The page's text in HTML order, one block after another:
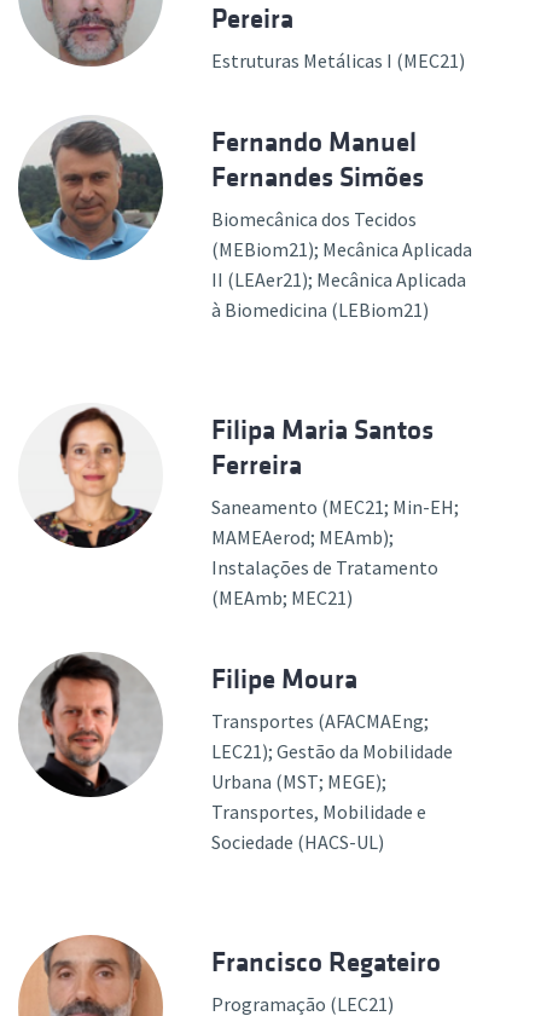
Pereira
Estruturas Metálicas I (MEC21)
Fernando Manuel
Fernandes Simões
Biomecânica dos Tecidos
(MEBiom21); Mecânica Aplicada
II (LEAer21); Mecânica Aplicada
à Biomedicina (LEBiom21)
Filipa Maria Santos
Ferreira
Saneamento (MEC21; Min-EH;
MAMEAerod; MEAmb);
Instalações de Tratamento
(MEAmb; MEC21)
Filipe Moura
Transportes (AFACMAEng;
LEC21); Gestão da Mobilidade
Urbana (MST; MEGE);
Transportes, Mobilidade e
Sociedade (HACS-UL)
Francisco Regateiro
Programação (LEC21)